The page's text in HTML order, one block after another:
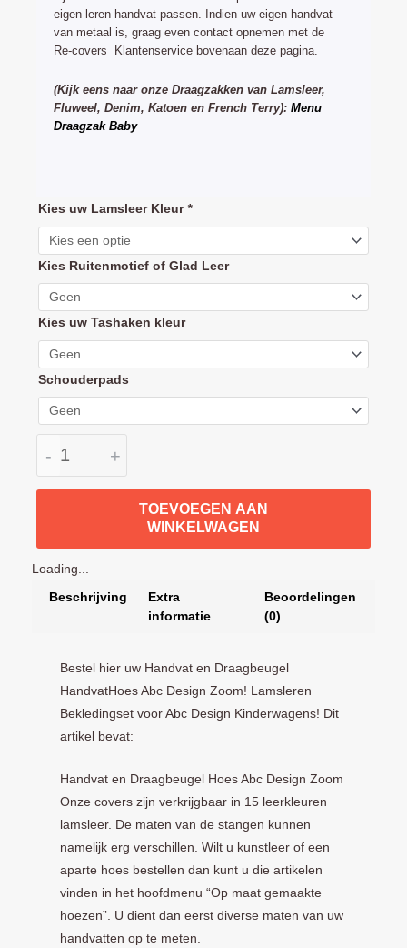
eigen leren handvat passen. Indien uw eigen handvat
van metaal is, graag even contact opnemen met de
Re-covers Klantenservice bovenaan deze pagina.
(Kijk eens naar onze Draagzakken van Lamsleer,
Fluweel, Denim, Katoen en French Terry): Menu
Draagzak Baby
Kies uw Lamsleer Kleur *
Kies Ruitenmotief of Glad Leer
Kies uw Tashaken kleur
Schouderpads
-
Abc
Design
Zoom
hoes
set
duwbeugel,
draagbeugel
+
TOEVOEGEN AAN
WINKELWAGEN
Loading...
Beschrijving
Extra
informatie
Beoordelingen
(0)
Bestel hier uw Handvat en Draagbeugel
HandvatHoes Abc Design Zoom! Lamsleren
Bekledingset voor Abc Design Kinderwagens! Dit
artikel bevat:
Handvat en Draagbeugel Hoes Abc Design Zoom
Onze covers zijn verkrijgbaar in 15 leerkleuren
lamsleer. De maten van de stangen kunnen
namelijk erg verschillen. Wilt u kunstleer of een
aparte hoes bestellen dan kunt u die artikelen
vinden in het hoofdmenu “Op maat gemaakte
hoezen”. U dient dan eerst diverse maten van uw
handvatten op te meten.